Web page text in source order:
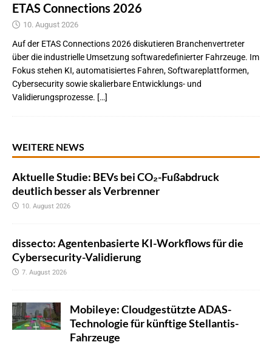
ETAS Connections 2026
10. August 2026
Auf der ETAS Connections 2026 diskutieren Branchenvertreter
über die industrielle Umsetzung softwaredefinierter Fahrzeuge. Im
Fokus stehen KI, automatisiertes Fahren, Softwareplattformen,
Cybersecurity sowie skalierbare Entwicklungs- und
Validierungsprozesse. […]
WEITERE NEWS
Aktuelle Studie: BEVs bei CO₂-Fußabdruck
deutlich besser als Verbrenner
10. August 2026
dissecto: Agentenbasierte KI-Workflows für die
Cybersecurity-Validierung
7. August 2026
Mobileye: Cloudgestützte ADAS-
Technologie für künftige Stellantis-
Fahrzeuge